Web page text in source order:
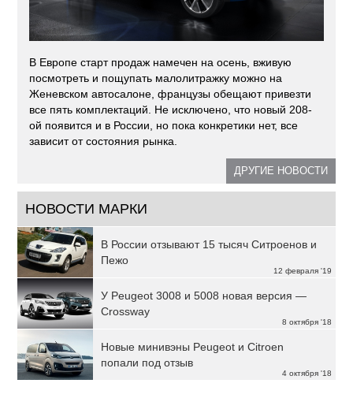
В Европе старт продаж намечен на осень, вживую
посмотреть и пощупать малолитражку можно на
Женевском автосалоне, французы обещают привезти
все пять комплектаций. Не исключено, что новый 208-
ой появится и в России, но пока конкретики нет, все
зависит от состояния рынка.
ДРУГИЕ НОВОСТИ
НОВОСТИ МАРКИ
12 февраля '19
В России отзывают 15 тысяч Ситроенов и
Пежо
8 октября '18
У Peugeot 3008 и 5008 новая версия —
Crossway
4 октября '18
Новые минивэны Peugeot и Citroen
попали под отзыв